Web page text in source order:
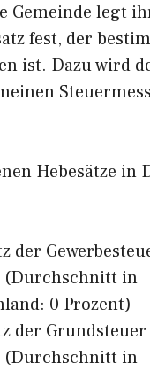
Gemeinde legt
fest, der
ist. Dazu wird
Hebesätze in
der
(Durchschnitt in
0 Prozent)
der Grundsteuer
(Durchschnitt in